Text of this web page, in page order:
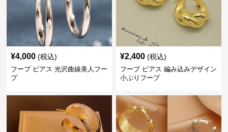
¥4,000 (税込)
フープ ピアス 光沢曲線美人フー
プ
¥2,400 (税込)
フープ ピアス 編み込みデザイン
小ぶりフープ